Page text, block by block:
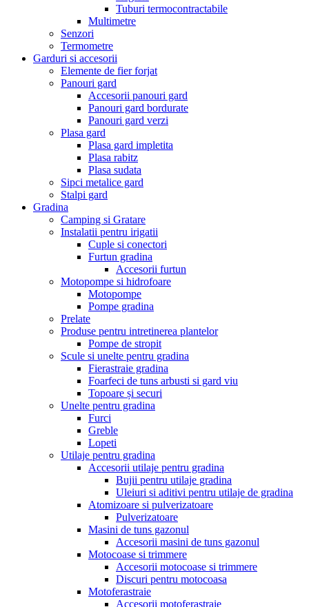
Tuburi termocontractabile
Multimetre
Senzori
Termometre
Garduri si accesorii
Elemente de fier forjat
Panouri gard
Accesorii panouri gard
Panouri gard bordurate
Panouri gard verzi
Plasa gard
Plasa gard impletita
Plasa rabitz
Plasa sudata
Sipci metalice gard
Stalpi gard
Gradina
Camping si Gratare
Instalatii pentru irigatii
Cuple si conectori
Furtun gradina
Accesorii furtun
Motopompe si hidrofoare
Motopompe
Pompe gradina
Prelate
Produse pentru intretinerea plantelor
Pompe de stropit
Scule si unelte pentru gradina
Fierastraie gradina
Foarfeci de tuns arbusti si gard viu
Topoare și securi
Unelte pentru gradina
Furci
Greble
Lopeti
Utilaje pentru gradina
Accesorii utilaje pentru gradina
Bujii pentru utilaje gradina
Uleiuri si aditivi pentru utilaje de gradina
Atomizoare si pulverizatoare
Pulverizatoare
Masini de tuns gazonul
Accesorii masini de tuns gazonul
Motocoase si trimmere
Accesorii motocoase si trimmere
Discuri pentru motocoasa
Motoferastraie
Accesorii motoferastraie